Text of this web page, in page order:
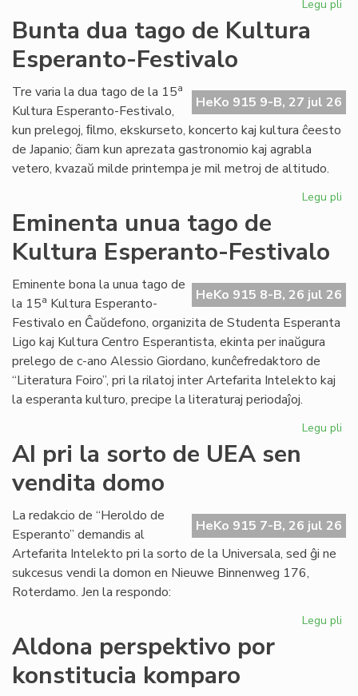
Legu pli
de
Bunta dua tago de Kultura
Esperanto-Festivalo
HeKo 915 9-B, 27 jul 26
Tre varia la dua tago de la 15a
Kultura Esperanto-Festivalo,
kun prelegoj, ﬁlmo, ekskurseto, koncerto kaj kultura ĉeesto
de Japanio; ĉiam kun aprezata gastronomio kaj agrabla
vetero, kvazaŭ milde printempa je mil metroj de altitudo.
Legu pli
Eminenta unua tago de
Kultura Esperanto-Festivalo
HeKo 915 8-B, 26 jul 26
Eminente bona la unua tago de
la 15a Kultura Esperanto-
Festivalo en Ĉaŭdefono, organizita de Studenta Esperanta
Ligo kaj Kultura Centro Esperantista, ekinta per inaŭgura
prelego de c-ano Alessio Giordano, kunĉefredaktoro de
“Literatura Foiro”, pri la rilatoj inter Artefarita Intelekto kaj
la esperanta kulturo, precipe la literaturaj periodaĵoj.
Legu pli
AI pri la sorto de UEA sen
vendita domo
HeKo 915 7-B, 26 jul 26
La redakcio de “Heroldo de
Esperanto” demandis al
Artefarita Intelekto pri la sorto de la Universala, sed ĝi ne
sukcesus vendi la domon en Nieuwe Binnenweg 176,
Roterdamo. Jen la respondo:
Legu pli
Aldona perspektivo por
konstitucia komparo